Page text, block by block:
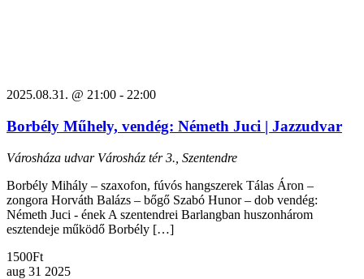
2025.08.31. @ 21:00 - 22:00
Borbély Műhely, vendég: Németh Juci | Jazzudvar
Városháza udvar Városház tér 3., Szentendre
Borbély Mihály – szaxofon, fúvós hangszerek Tálas Áron –
zongora Horváth Balázs – bőgő Szabó Hunor – dob vendég:
Németh Juci - ének A szentendrei Barlangban huszonhárom
esztendeje működő Borbély […]
1500Ft
aug 31 2025